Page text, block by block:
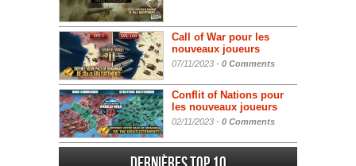
Call of War pour les
nouveaux joueurs
07/11/2023 - 0 Comments
Conflit of Nations pour
les nouveaux joueurs
02/11/2023 - 0 Comments